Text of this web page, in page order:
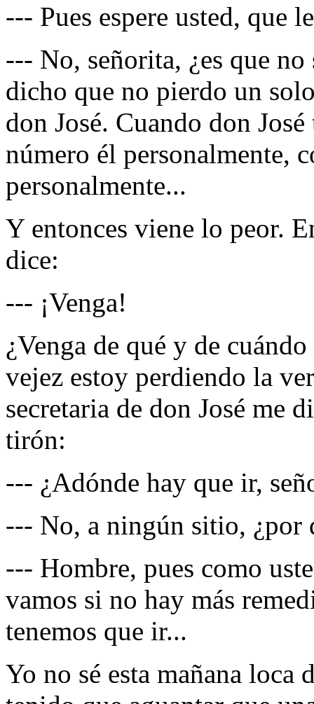
--- Pues espere usted, que
--- No, señorita, ¿es que no
dicho que no pierdo un
don José. Cuando don
número él personalmente,
personalmente...
Y entonces viene lo peor.
dice:
--- ¡Venga!
¿Venga de qué y de
vejez estoy perdiendo la
secretaria de don José me
tirón:
--- ¿Adónde hay que ir,
--- No, a ningún sitio, ¿por
--- Hombre, pues como
vamos si no hay más
tenemos que ir...
Yo no sé esta mañana loca